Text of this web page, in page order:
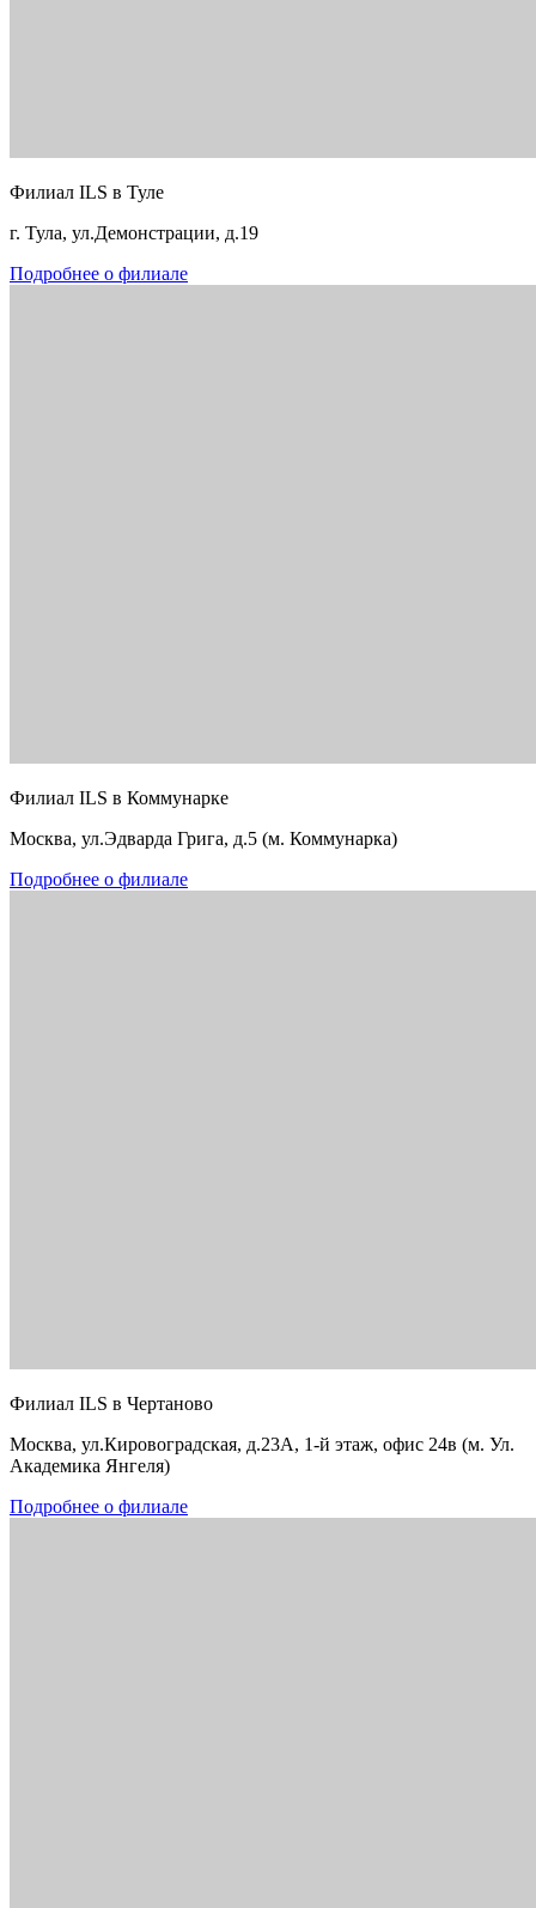
Филиал ILS в Туле
г. Тула, ул.Демонстрации, д.19
Подробнее о филиале
Филиал ILS в Коммунарке
Москва, ул.Эдварда Грига, д.5 (м. Коммунарка)
Подробнее о филиале
Филиал ILS в Чертаново
Москва, ул.Кировоградская, д.23А, 1-й этаж, офис 24в (м. Ул.
Академика Янгеля)
Подробнее о филиале